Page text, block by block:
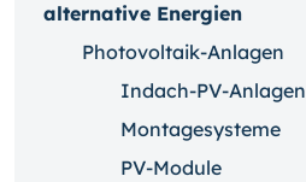
alternative Energien
Photovoltaik-Anlagen
Indach-PV-Anlagen
Montagesysteme
PV-Module